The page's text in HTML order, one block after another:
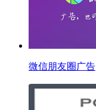
微信朋友圈广告